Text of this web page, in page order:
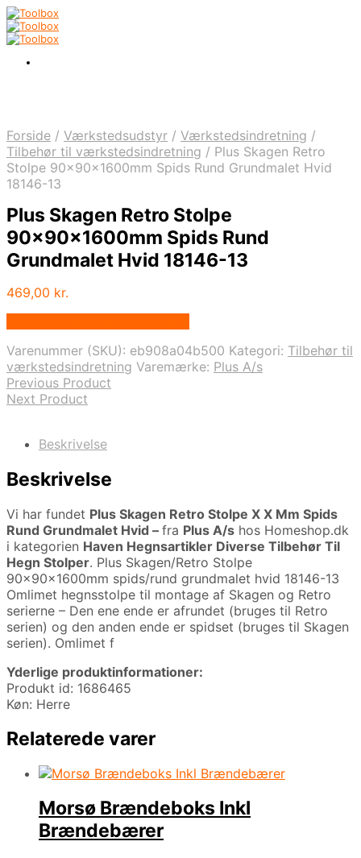
Forside / Værkstedsudstyr / Værkstedsindretning /
Tilbehør til værkstedsindretning / Plus Skagen Retro
Stolpe 90x90x1600mm Spids Rund Grundmalet Hvid
18146-13
Plus Skagen Retro Stolpe
90x90x1600mm Spids Rund
Grundmalet Hvid 18146-13
469,00 kr.
Varenummer (SKU): eb908a04b500 Kategori: Tilbehør til
værkstedsindretning Varemærke: Plus A/s
Previous Product
Next Product
Beskrivelse
Beskrivelse
Vi har fundet Plus Skagen Retro Stolpe X X Mm Spids
Rund Grundmalet Hvid – fra Plus A/s hos Homeshop.dk
i kategorien Haven Hegnsartikler Diverse Tilbehør Til
Hegn Stolper. Plus Skagen/Retro Stolpe
90x90x1600mm spids/rund grundmalet hvid 18146-13
Omlimet hegnsstolpe til montage af Skagen og Retro
serierne – Den ene ende er afrundet (bruges til Retro
serien) og den anden ende er spidset (bruges til Skagen
serien). Omlimet f
Yderlige produktinformationer:
Produkt id: 1686465
Køn: Herre
Relaterede varer
Morsø Brændeboks Inkl
Brændebærer